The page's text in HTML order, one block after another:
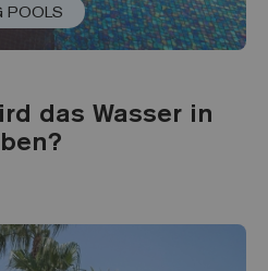
POOLS
das Wasser in